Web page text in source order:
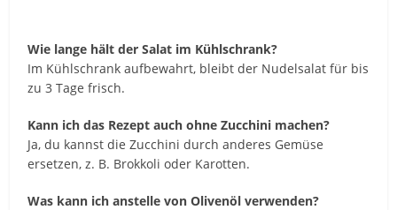
Wie lange hält der Salat im Kühlschrank?
Im Kühlschrank aufbewahrt, bleibt der Nudelsalat für bis
zu 3 Tage frisch.
Kann ich das Rezept auch ohne Zucchini machen?
Ja, du kannst die Zucchini durch anderes Gemüse
ersetzen, z. B. Brokkoli oder Karotten.
Was kann ich anstelle von Olivenöl verwenden?